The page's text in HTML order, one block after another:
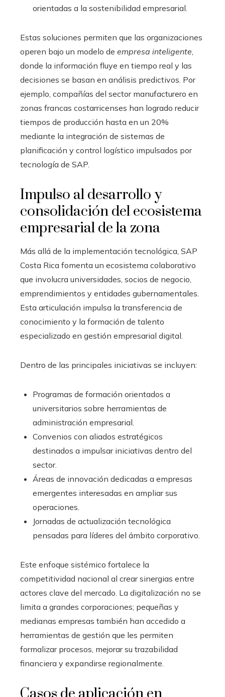
orientadas a la sostenibilidad empresarial.
Estas soluciones permiten que las organizaciones
operen bajo un modelo de empresa inteligente,
donde la información fluye en tiempo real y las
decisiones se basan en análisis predictivos. Por
ejemplo, compañías del sector manufacturero en
zonas francas costarricenses han logrado reducir
tiempos de producción hasta en un 20%
mediante la integración de sistemas de
planificación y control logístico impulsados por
tecnología de SAP.
Impulso al desarrollo y
consolidación del ecosistema
empresarial de la zona
Más allá de la implementación tecnológica, SAP
Costa Rica fomenta un ecosistema colaborativo
que involucra universidades, socios de negocio,
emprendimientos y entidades gubernamentales.
Esta articulación impulsa la transferencia de
conocimiento y la formación de talento
especializado en gestión empresarial digital.
Dentro de las principales iniciativas se incluyen:
Programas de formación orientados a
universitarios sobre herramientas de
administración empresarial.
Convenios con aliados estratégicos
destinados a impulsar iniciativas dentro del
sector.
Áreas de innovación dedicadas a empresas
emergentes interesadas en ampliar sus
operaciones.
Jornadas de actualización tecnológica
pensadas para líderes del ámbito corporativo.
Este enfoque sistémico fortalece la
competitividad nacional al crear sinergias entre
actores clave del mercado. La digitalización no se
limita a grandes corporaciones; pequeñas y
medianas empresas también han accedido a
herramientas de gestión que les permiten
formalizar procesos, mejorar su trazabilidad
financiera y expandirse regionalmente.